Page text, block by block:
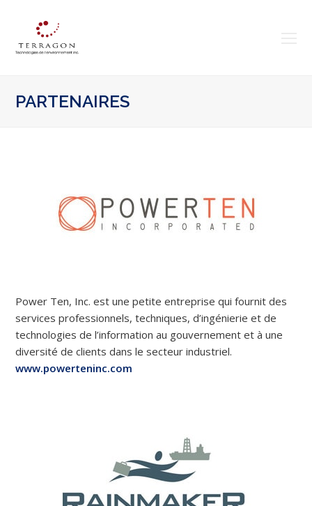
PARTENAIRES
Power Ten, Inc. est une petite entreprise qui fournit des
services professionnels, techniques, d’ingénierie et de
technologies de l’information au gouvernement et à une
diversité de clients dans le secteur industriel.
www.powerteninc.com